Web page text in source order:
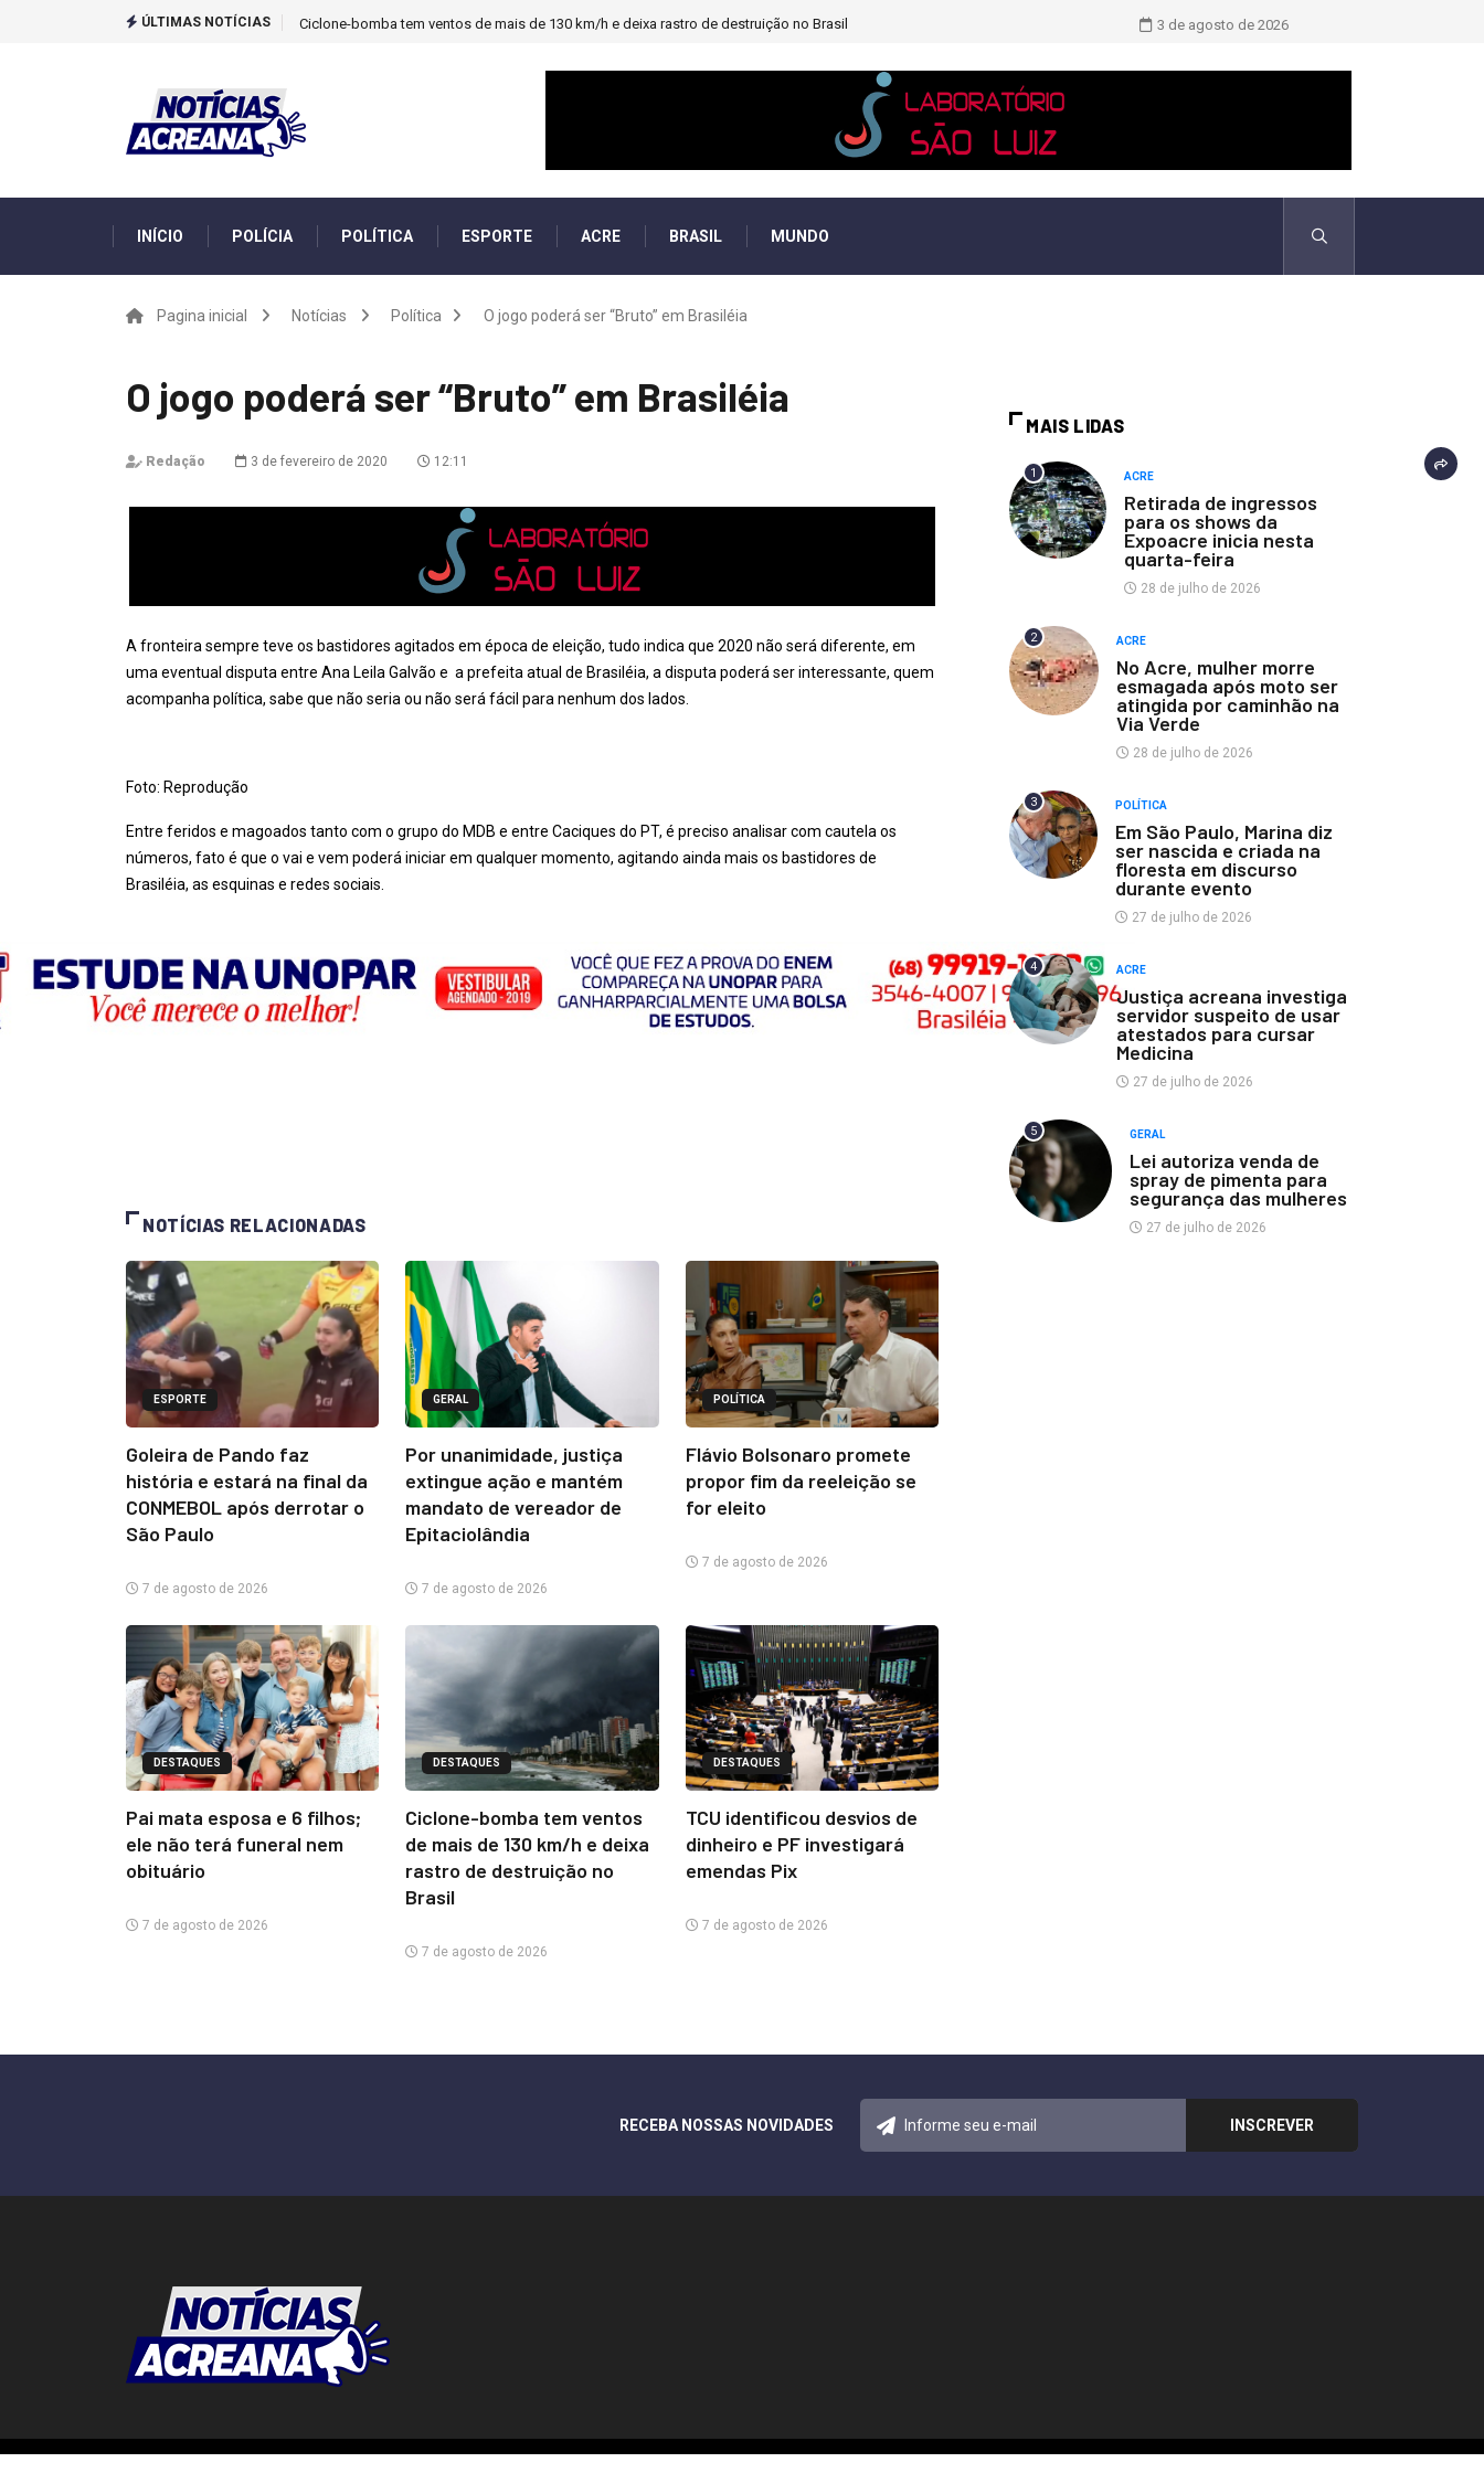
ÚLTIMAS NOTÍCIAS Ciclone-bomba tem ventos de mais de 130 km/h e deixa rastro de destruição no Brasil TCU identificou desvios de dinheiro
3 de agosto de 2026
INÍCIO POLÍCIA POLÍTICA ESPORTE ACRE BRASIL MUNDO
Pagina inicial Notícias Política O jogo poderá ser “Bruto” em Brasiléia
O jogo poderá ser “Bruto” em Brasiléia
Redação 3 de fevereiro de 2020 12:11
A fronteira sempre teve os bastidores agitados em época de eleição, tudo indica que 2020 não será diferente, em
uma eventual disputa entre Ana Leila Galvão e a prefeita atual de Brasiléia, a disputa poderá ser interessante, quem
acompanha política, sabe que não seria ou não será fácil para nenhum dos lados.
Foto: Reprodução
Entre feridos e magoados tanto com o grupo do MDB e entre Caciques do PT, é preciso analisar com cautela os
números, fato é que o vai e vem poderá iniciar em qualquer momento, agitando ainda mais os bastidores de
Brasiléia, as esquinas e redes sociais.
NOTÍCIAS RELACIONADAS
ESPORTE
Goleira de Pando faz
história e estará na final da
CONMEBOL após derrotar o
São Paulo
7 de agosto de 2026
GERAL
Por unanimidade, justiça
extingue ação e mantém
mandato de vereador de
Epitaciolândia
7 de agosto de 2026
POLÍTICA
Flávio Bolsonaro promete
propor fim da reeleição se
for eleito
7 de agosto de 2026
DESTAQUES
Pai mata esposa e 6 filhos;
ele não terá funeral nem
obituário
7 de agosto de 2026
DESTAQUES
Ciclone-bomba tem ventos
de mais de 130 km/h e deixa
rastro de destruição no
Brasil
7 de agosto de 2026
DESTAQUES
TCU identificou desvios de
dinheiro e PF investigará
emendas Pix
7 de agosto de 2026
MAIS LIDAS
1 ACRE
Retirada de ingressos
para os shows da
Expoacre inicia nesta
quarta-feira
28 de julho de 2026
2 ACRE
No Acre, mulher morre
esmagada após moto ser
atingida por caminhão na
Via Verde
28 de julho de 2026
3 POLÍTICA
Em São Paulo, Marina diz
ser nascida e criada na
floresta em discurso
durante evento
27 de julho de 2026
4 ACRE
Justiça acreana investiga
servidor suspeito de usar
atestados para cursar
Medicina
27 de julho de 2026
5 GERAL
Lei autoriza venda de
spray de pimenta para
segurança das mulheres
27 de julho de 2026
RECEBA NOSSAS NOVIDADES